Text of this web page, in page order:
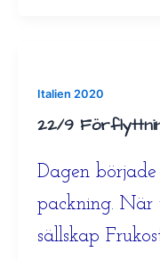
Italien 2020
22/9
Dagen
packning.
sällskap